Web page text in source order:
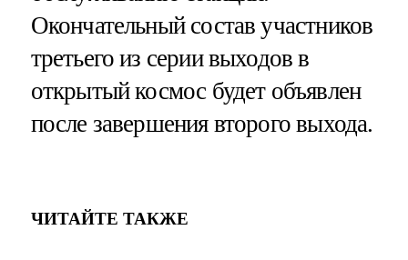
Окончательный состав участников
третьего из серии выходов в
открытый космос будет объявлен
после завершения второго выхода.
ЧИТАЙТЕ ТАКЖЕ